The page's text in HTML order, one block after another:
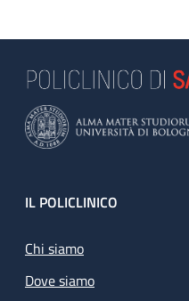
Footer
IL POLICLINICO
Chi siamo
Dove siamo